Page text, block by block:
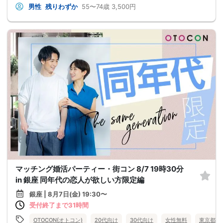
男性 残りわずか 55〜74歳 3,500円
マッチング婚活パーティー・街コン 8/7 19時30分
in 銀座 同年代の恋人が欲しい方限定編
銀座 | 8月7日(金) 19:30〜
受付終了まで31時間
OTOCON(オトコン) 20代向け 30代向け 女性無料 東京都